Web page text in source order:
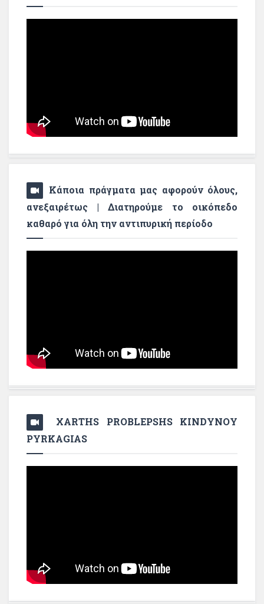
Κάποια πράγματα μας αφορούν όλους,
ανεξαιρέτως | Διατηρούμε το οικόπεδο
καθαρό για όλη την αντιπυρική περίοδο
XARTHS PROBLEPSHS KINDYNOY
PYRKAGIAS